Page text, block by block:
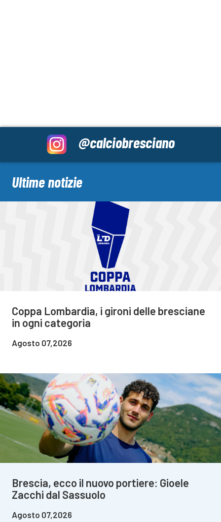
@calciobresciano
Ultime notizie
Coppa Lombardia, i gironi delle bresciane
in ogni categoria
Agosto 07,2026
Brescia, ecco il nuovo portiere: Gioele
Zacchi dal Sassuolo
Agosto 07,2026